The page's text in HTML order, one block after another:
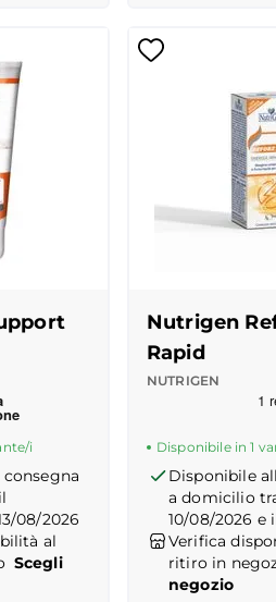
del prodotto
i
08/2026
al
Scegli
Nutrigen
Rapid
NUTRIGEN
Recensioni
Disponibile in 1
Disponibile
a domicilio
10/08/2026 e
Verifica
ritiro in
negozio